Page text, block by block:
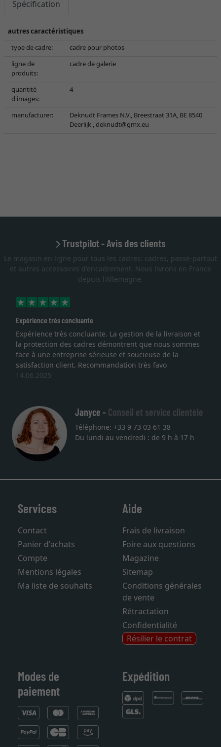
Spécification
autres caractéristiques
type de cadre:
cadre pour photos
ligne de
produits:
cadre de galerie
quantité
d'images:
4
manufacturer:
Deknudt Frames N.V., Breestraat 31A, BE 8540
Deerlijk , deknudt@gmx.eu
Trustpilot - Avis des clients
Le magasin en ligne pour tous les cadres: cadres, passe-partout
et autres accessoires d'encadrement. Nous livrons en France
depuis l'Allemagne.
Expérience très concluante
Expérience très concluante. La gestion de la livraison et
la protection des cadres démontrent que nous sommes
face à une entreprise sérieuse et soucieuse de la
satisfaction client. Recommandation très favo
14.06.2025
Janyce - Conseil et service clientèle
Téléphone: +33 9 73 03 61 38
Du lundi au vendredi : de 9 h à 17 h
Services
Contact
Panier d'achats
Compte
Mentions légales
Ma liste de souhaits
Aide
Frais de livraison
Foire aux questions
Magazine
Sitemap
Conditions générales
de vente
Rétractation
Confidentialité
Résilier le contrat
Modes de
paiement
Expédition